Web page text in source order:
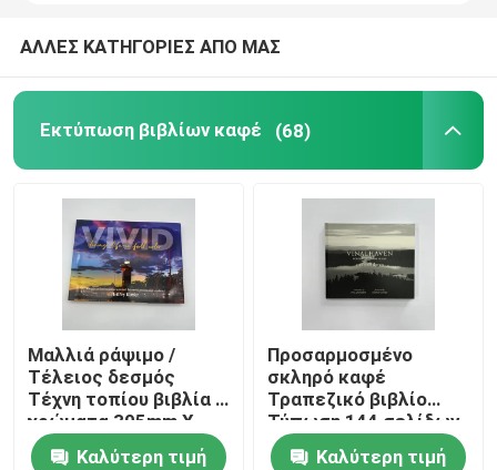
Εκτύπωση Γραφών
Κουτί συσκευασίας δώρων
ΑΛΛΕΣ ΚΑΤΗΓΟΡΙΕΣ ΑΠΟ ΜΑΣ
Εκτύπωση βιβλίων καφέ (68)
Μαλλιά ράψιμο /
Τέλειος δεσμός
Τέχνη τοπίου βιβλία 4
χρώματα 305mm X
229mm
Καλύτερη τιμή
Προσαρμοσμένο
σκληρό καφέ
Τραπεζικό βιβλίο
Τύπωση 144 σελίδων
157gm Χαρτί τέχνης
Καλύτερη τιμή